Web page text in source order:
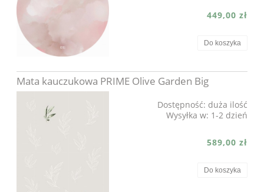
449,00 zł
Do koszyka
Mata kauczukowa PRIME Olive Garden Big
Dostępność: duża ilość
Wysyłka w: 1-2 dzień
589,00 zł
Do koszyka